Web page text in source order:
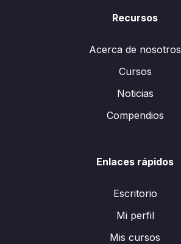
Recursos
Acerca de nosotros
Cursos
Noticias
Compendios
Enlaces rápidos
Escritorio
Mi perfil
Mis cursos